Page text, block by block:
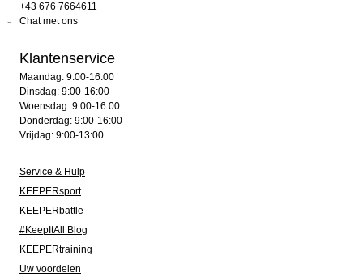
+43 676 7664611
Chat met ons
Klantenservice
Maandag: 9:00-16:00
Dinsdag: 9:00-16:00
Woensdag: 9:00-16:00
Donderdag: 9:00-16:00
Vrijdag: 9:00-13:00
Service & Hulp
KEEPERsport
KEEPERbattle
#KeepItAll Blog
KEEPERtraining
Uw voordelen